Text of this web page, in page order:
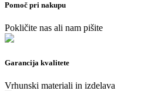
Pomoč pri nakupu
Pokličite nas ali nam pišite
Garancija kvalitete
Vrhunski materiali in izdelava